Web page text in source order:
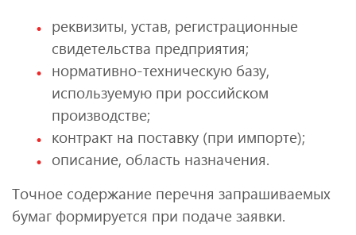
реквизиты, устав, регистрационные
свидетельства предприятия;
нормативно-техническую базу,
используемую при российском
производстве;
контракт на поставку (при импорте);
описание, область назначения.
Точное содержание перечня запрашиваемых
бумаг формируется при подаче заявки.